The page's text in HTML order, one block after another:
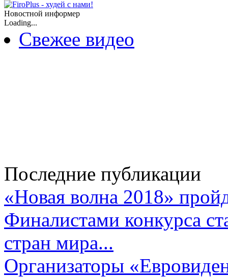
Новостной информер
Loading...
Свежее видео
Последние публикации
«Новая волна 2018»
Финалистами конкурса
стран мира...
Организаторы